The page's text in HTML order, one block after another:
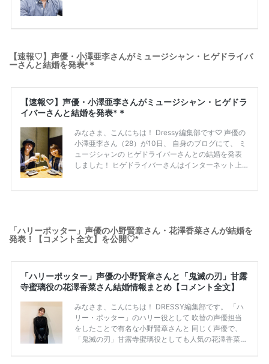
【速報♡】声優・小澤亜李さんがミュージシャン・ヒゲドライバ
ーさんと結婚を発表*＊
「ハリーポッター」声優の小野賢章さん・花澤香菜さんが結婚を
発表！【コメント全文】を公開♡*